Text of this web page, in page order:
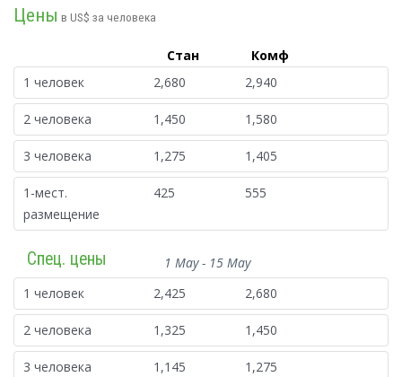
Цены в US$ за человека
Стан
Комф
1 человек
2,680 2,940
2 человека 1,450 1,580
3 человека 1,275 1,405
1-мест.
размещение
425 555
Спец. цены
1 May - 15 May
1 человек
2,425 2,680
2 человека 1,325 1,450
3 человека 1,145 1,275